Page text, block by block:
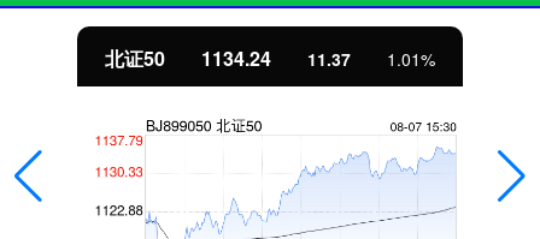
北证50 1134.24 11.37 1.01%